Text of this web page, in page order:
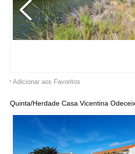
Adicionar aos Favoritos
Quinta/Herdade Casa Vicentina